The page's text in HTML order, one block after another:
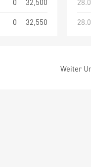
0
32,500
0 32,550
Weiter